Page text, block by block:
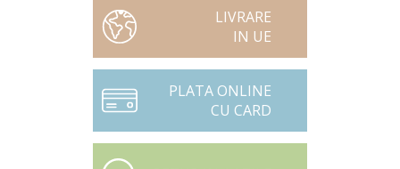
LIVRARE
IN UE
PLATA ONLINE
CU CARD